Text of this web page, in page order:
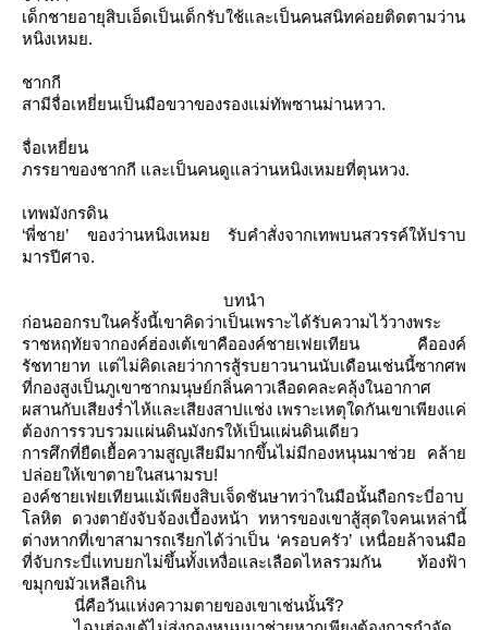
เด็กชายอายุสิบเอ็ดเป็นเด็กรับใช้และเป็นคนสนิทค่อยติดตามว่าน
หนิงเหมย.
ชากกี
สามีจื่อเหยี่ยนเป็นมือขวาของรองแม่ทัพซานม่านหวา.
จื่อเหยี่ยน
ภรรยาของชากกี และเป็นคนดูแลว่านหนิงเหมยที่ตุนหวง.
เทพมังกรดิน
‘พี่ชาย’ ของว่านหนิงเหมย รับคำสั่งจากเทพบนสวรรค์ให้ปราบ
มารปีศาจ.
บทนำ
ก่อนออกรบในครั้งนี้เขาคิดว่าเป็นเพราะได้รับความไว้วางพระ
ราชหฤทัยจากองค์ฮ่องเต้เขาคือองค์ชายเฟยเทียน คือองค์
รัชทายาท แต่ไม่คิดเลยว่าการสู้รบยาวนานนับเดือนเช่นนี้ซากศพ
ที่กองสูงเป็นภูเขาซากมนุษย์กลิ่นคาวเลือดคละคลุ้งในอากาศ
ผสานกับเสียงร่ำไห้และเสียงสาปแช่ง เพราะเหตุใดกันเขาเพียงแค่
ต้องการรวบรวมแผ่นดินมังกรให้เป็นแผ่นดินเดียว
การศึกที่ยืดเยื้อความสูญเสียมีมากขึ้นไม่มีกองหนุนมาช่วย คล้า
ปล่อยให้เขาตายในสนามรบ!
องค์ชายเฟยเทียนแม้เพียงสิบเจ็ดชันษาทว่าในมือนั้นถือกระบี่อาบ
ลหิต ดวงตายังจับจ้องเบื้องหน้า ทหารของเขาสู้สุดใจคนเหล่านี้
ต่างหากที่เขาสามารถเรียกได้ว่าเป็น ‘ครอบครัว’ เหนื่อยล้าจนมือ
ที่จับกระบี่แทบยกไม่ขึ้นทั้งเหงื่อและเลือดไหลรวมกัน
ท้องฟ้า
ขมุกขมัวเหลือเกิน
นี่คือวันแห่งความตายของเขาเช่นนั้นรึ?